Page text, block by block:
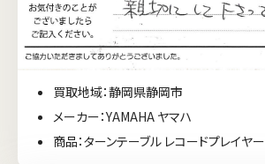
買取地域：静岡県静岡市
メーカー：YAMAHA ヤマハ
商品：ターンテーブル レコードプレイヤー